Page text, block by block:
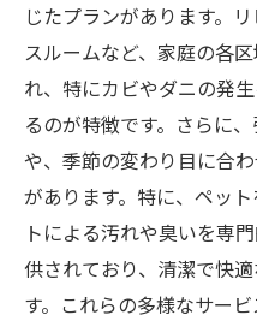
日常の掃除では
寝屋川市で選ば
忙しい人におす
利用法
自宅を清潔に保
ハウスクリーニ
具
じたプランがあります。
スルームなど、家庭の各
れ、特にカビやダニの発
るのが特徴です。さらに
や、季節の変わり目に合
があります。特に、ペッ
トによる汚れや臭いを専
供されており、清潔で快
す。これらの多様なサー